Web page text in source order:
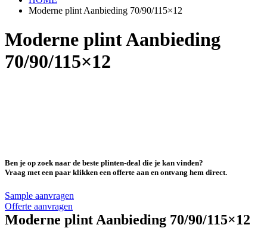
Moderne plint Aanbieding 70/90/115×12
Moderne plint Aanbieding
70/90/115×12
Ben je op zoek naar de beste plinten-deal die je kan vinden?
Vraag met een paar klikken een offerte aan en ontvang hem direct.
Sample aanvragen
Offerte aanvragen
Moderne plint Aanbieding 70/90/115×12